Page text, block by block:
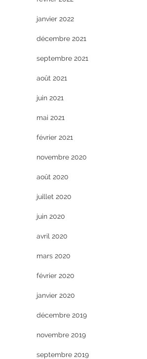
janvier 2022
décembre 2021
septembre 2021
août 2021
juin 2021
mai 2021
février 2021
novembre 2020
août 2020
juillet 2020
juin 2020
avril 2020
mars 2020
février 2020
janvier 2020
décembre 2019
novembre 2019
septembre 2019